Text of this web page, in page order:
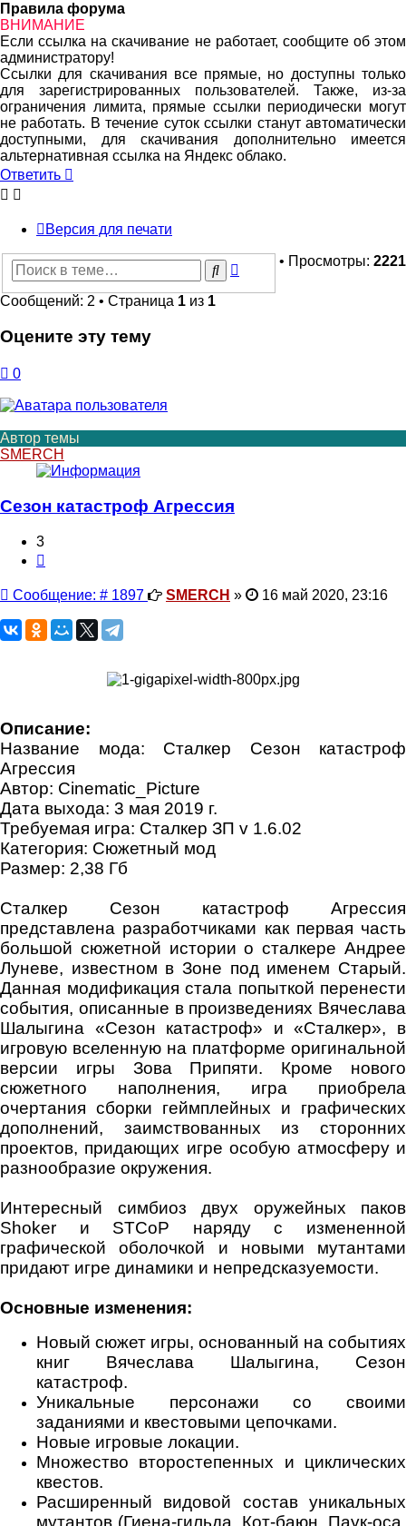
Правила форума
ВНИМАНИЕ
Если ссылка на скачивание не работает, сообщите об этом
администратору!
Ссылки для скачивания все прямые, но доступны только
для зарегистрированных пользователей. Также, из-за
ограничения лимита, прямые ссылки периодически могут
не работать. В течение суток ссылки станут автоматически
доступными, для скачивания дополнительно имеется
альтернативная ссылка на Яндекс облако.
Ответить
Версия для печати
• Просмотры: 2221
ПоискРасширенный
Сообщений: 2 • Страница 1 из 1
Оцените эту тему
0
Автор темы
SMERCH
Сезон катастроф Агрессия
3
Сообщение: # 1897Сообщение
SMERCH » 16 май 2020, 23:16
Описание:
Название мода: Сталкер Сезон катастроф
Агрессия
Автор: Cinematic_Picture
Дата выхода: 3 мая 2019 г.
Требуемая игра: Сталкер ЗП v 1.6.02
Категория: Сюжетный мод
Размер: 2,38 Гб
Сталкер Сезон катастроф Агрессия
представлена разработчиками как первая часть
большой сюжетной истории о сталкере Андрее
Луневе, известном в Зоне под именем Старый.
Данная модификация стала попыткой перенести
события, описанные в произведениях Вячеслава
Шалыгина «Сезон катастроф» и «Сталкер», в
игровую вселенную на платформе оригинальной
версии игры Зова Припяти. Кроме нового
сюжетного наполнения, игра приобрела
очертания сборки геймплейных и графических
дополнений, заимствованных из сторонних
проектов, придающих игре особую атмосферу и
разнообразие окружения.
Интересный симбиоз двух оружейных паков
Shoker и STCoP наряду с измененной
графической оболочкой и новыми мутантами
придают игре динамики и непредсказуемости.
Основные изменения:
Новый сюжет игры, основанный на событиях
книг Вячеслава Шалыгина, Сезон
катастроф.
Уникальные персонажи со своими
заданиями и квестовыми цепочками.
Новые игровые локации.
Множество второстепенных и циклических
квестов.
Расширенный видовой состав уникальных
мутантов (Гиена-гильда, Кот-баюн, Паук-оса,